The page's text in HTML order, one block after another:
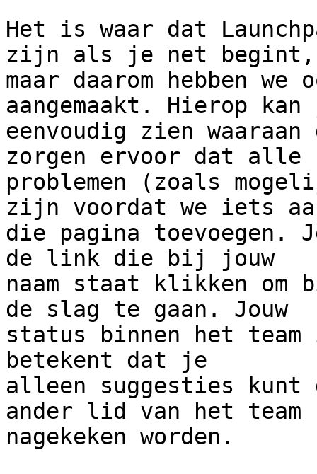
Het is waar dat
zijn als je net begint,
maar daarom hebben
aangemaakt. Hierop
eenvoudig zien
zorgen ervoor dat alle
problemen (zoals
zijn voordat we iets
die pagina toevoegen.
de link die bij jouw
naam staat klikken om
de slag te gaan. Jouw
status binnen het
betekent dat je
alleen suggesties kunt
ander lid van het team
nagekeken worden.